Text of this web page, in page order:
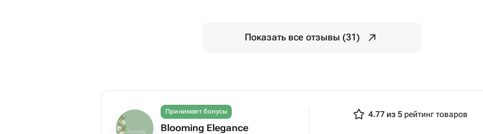
Показать все отзывы (31)
Принимает бонусы
Blooming Elegance
4.77 из 5 рейтинг товаров